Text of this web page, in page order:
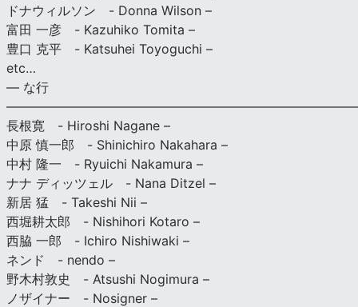
ドナウィルソン - Donna Wilson –
富田 一彦 - Kazuhiko Tomita –
豊口 克平 - Katsuhei Toyoguchi –
etc…
— な行
長根寛 - Hiroshi Nagane –
中原 慎一郎 - Shinichiro Nakahara –
中村 隆一 - Ryuichi Nakamura –
ナナ ディッツェル - Nana Ditzel –
新居 猛 - Takeshi Nii –
西堀耕太郎 - Nishihori Kotaro –
西脇 一郎 - Ichiro Nishiwaki –
ネンド - nendo –
野木村敦史 - Atsushi Nogimura –
ノザイナー - Nosigner –